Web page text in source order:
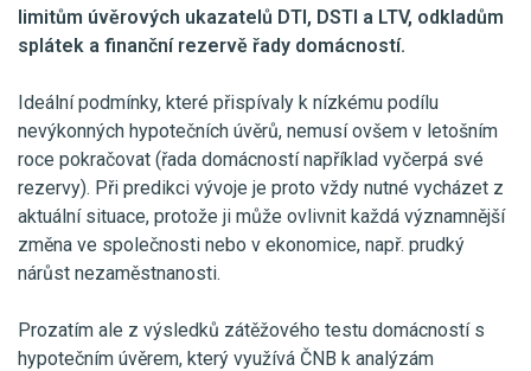
limitům úvěrových ukazatelů DTI, DSTI a LTV, odkladům
splátek a finanční rezervě řady domácností.
Ideální podmínky, které přispívaly k nízkému podílu
nevýkonných hypotečních úvěrů, nemusí ovšem v letošním
roce pokračovat (řada domácností například vyčerpá své
rezervy). Při predikci vývoje je proto vždy nutné vycházet z
aktuální situace, protože ji může ovlivnit každá významnější
změna ve společnosti nebo v ekonomice, např. prudký
nárůst nezaměstnanosti.
Prozatím ale z výsledků zátěžového testu domácností s
hypotečním úvěrem, který využívá ČNB k analýzám